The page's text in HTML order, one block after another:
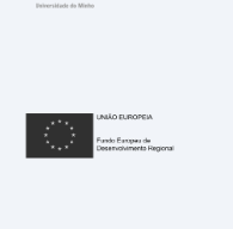
República Portuguesa